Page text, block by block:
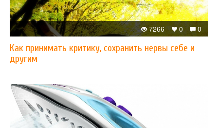
0
0
7266
Как принимать критику, сохранить нервы себе и
другим